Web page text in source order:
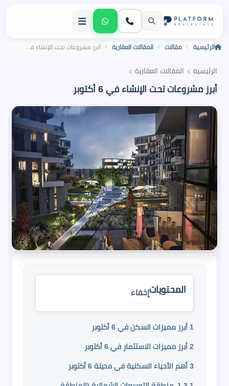
الرئيسية مقالات المقالات العقارية أبرز مشروعات تحت الإنشاء في 6 أكتوبر
الرئيسية › المقالات العقارية ›
أبرز مشروعات تحت الإنشاء في 6 أكتوبر
المحتوياتإخفاء
1 أبرز مميزات السكن في 6 أكتوبر
2 أبرز مميزات الاستثمار في 6 أكتوبر
3 أهم الأحياء السكنية في مدينة 6 أكتوبر